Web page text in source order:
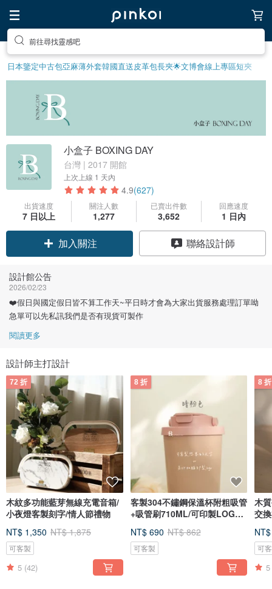
前往尋找靈感吧
日本鑒定中古包亞麻薄外套韓國直送皮革包長夾🌟文博會線上專區短夾
小盒子 BOXING DAY
台灣 | 2017 開館
上次上線 1 天內
4.9(627)
出貨速度
7 日以上
關注人數
1,277
已賣出件數
3,652
回應速度
1 日內
加入關注 聯絡設計師
設計館公告
2026/02/23
❤️假日與國定假日皆不算工作天~平日時才會為大家出貨服務處理訂單呦
急單可以先私訊我們是否有現貨可製作
閱讀更多
設計師主打設計
72 折
木紋多功能藍芽無線充電音箱/
小夜燈客製刻字/情人節禮物
NT$ 1,350 NT$ 1,875
可客製
5 (42)
8 折
客製304不鏽鋼保溫杯附粗吸管
+吸管刷710ML/可印製LOGO/
NT$ 690 NT$ 862
可客製
8 折
木
交
可
5